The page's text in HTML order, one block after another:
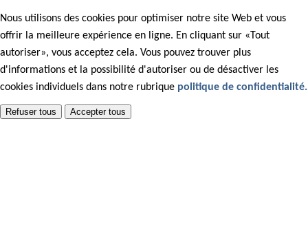
Nous utilisons des cookies pour optimiser notre site Web et vous
offrir la meilleure expérience en ligne. En cliquant sur «Tout
autoriser», vous acceptez cela. Vous pouvez trouver plus
d'informations et la possibilité d'autoriser ou de désactiver les
cookies individuels dans notre rubrique politique de confidentialité.
Refuser tous Accepter tous